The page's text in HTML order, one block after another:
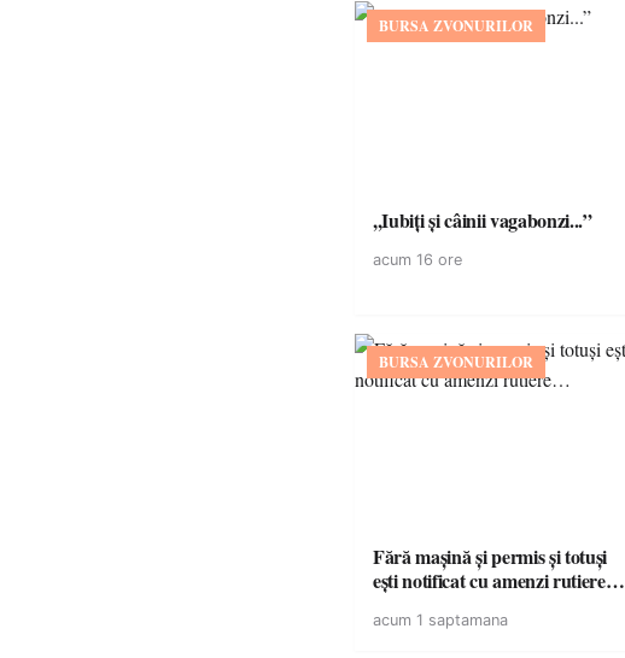
BURSA ZVONURILOR
,,Iubiți și câinii vagabonzi...”
acum 16 ore
BURSA ZVONURILOR
Fără mașină și permis și totuși
ești notificat cu amenzi rutiere…
acum 1 saptamana